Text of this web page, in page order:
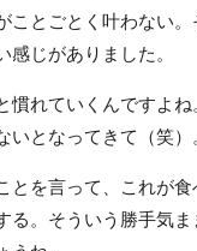
ことごとく叶わない。
感じがありました。
慣れていくんですよ
となってきて（笑）
とを言って、これが
る。そういう勝手気